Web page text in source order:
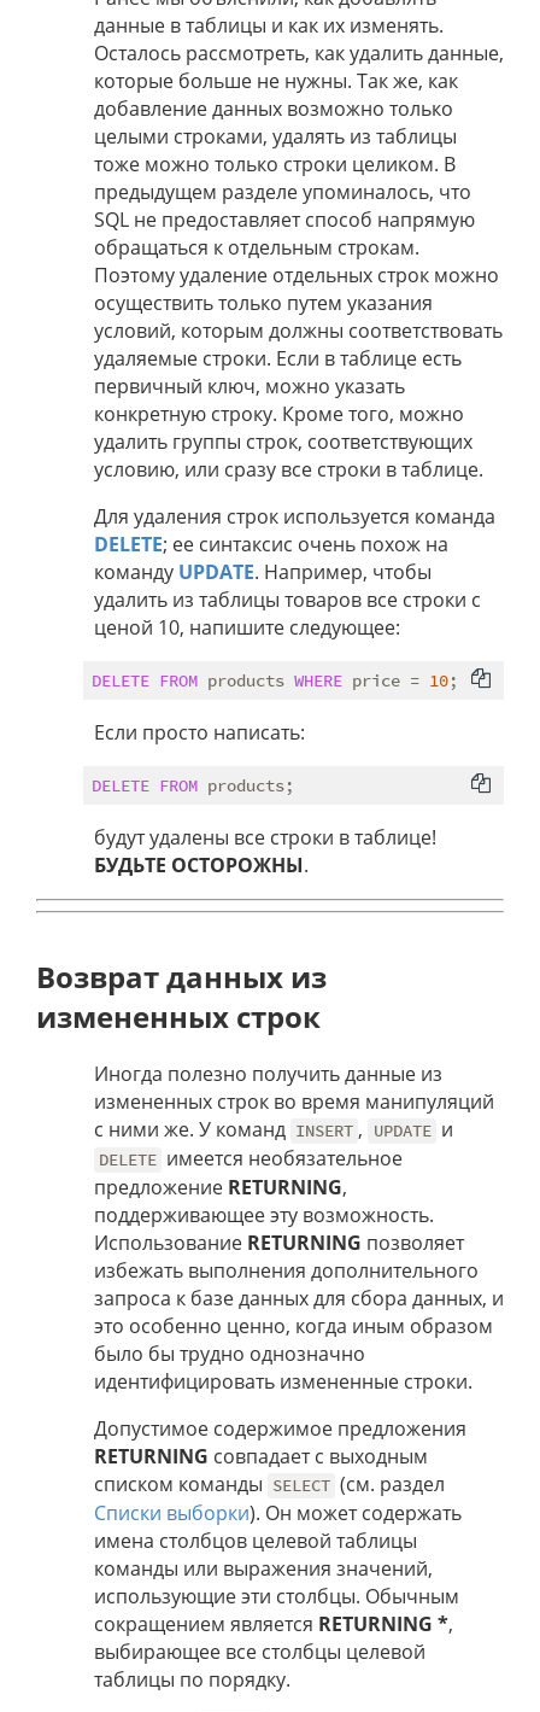
данные в таблицы и как их изменять.
Осталось рассмотреть, как удалить данные,
которые больше не нужны. Так же, как
добавление данных возможно только
целыми строками, удалять из таблицы
тоже можно только строки целиком. В
предыдущем разделе упоминалось, что
SQL не предоставляет способ напрямую
обращаться к отдельным строкам.
Поэтому удаление отдельных строк можно
осуществить только путем указания
условий, которым должны соответствовать
удаляемые строки. Если в таблице есть
первичный ключ, можно указать
конкретную строку. Кроме того, можно
удалить группы строк, соответствующих
условию, или сразу все строки в таблице.
Для удаления строк используется команда
DELETE; ее синтаксис очень похож на
команду UPDATE. Например, чтобы
удалить из таблицы товаров все строки с
ценой 10, напишите следующее:
DELETE FROM products WHERE price = 10
Если просто написать:
DELETE FROM
будут удалены все строки в таблице!
БУДЬТЕ ОСТОРОЖНЫ.
Возврат данных из
измененных строк
Иногда полезно получить данные из
измененных строк во время манипуляций
с ними же. У команд INSERT , UPDATE и
DELETE имеется необязательное
предложение RETURNING,
поддерживающее эту возможность.
Использование RETURNING позволяет
избежать выполнения дополнительного
запроса к базе данных для сбора данных, и
это особенно ценно, когда иным образом
было бы трудно однозначно
идентифицировать измененные строки.
Допустимое содержимое предложения
RETURNING совпадает с выходным
списком команды SELECT (см. раздел
Списки выборки). Он может содержать
имена столбцов целевой таблицы
команды или выражения значений,
использующие эти столбцы. Обычным
сокращением является RETURNING *,
выбирающее все столбцы целевой
таблицы по порядку.